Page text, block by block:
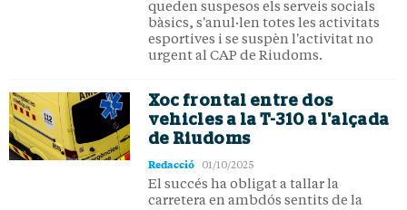
queden suspesos els serveis socials
bàsics, s'anul·len totes les activitats
esportives i se suspèn l'activitat no
urgent al CAP de Riudoms.
Xoc frontal entre dos
vehicles a la T-310 a l'alçada
de Riudoms
Redacció 01/10/2025
El succés ha obligat a tallar la
carretera en ambdós sentits de la